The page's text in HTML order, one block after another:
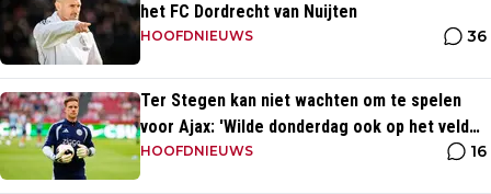
het FC Dordrecht van Nuijten
HOOFDNIEUWS 36
Ter Stegen kan niet wachten om te spelen
voor Ajax: 'Wilde donderdag ook op het veld
staan'
HOOFDNIEUWS 16